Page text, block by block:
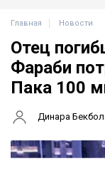
Главная Новости
Отец
Фараби
Пака 100
Динара